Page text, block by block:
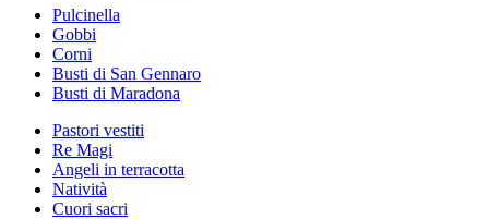
Pulcinella
Gobbi
Corni
Busti di San Gennaro
Busti di Maradona
Pastori vestiti
Re Magi
Angeli in terracotta
Natività
Cuori sacri